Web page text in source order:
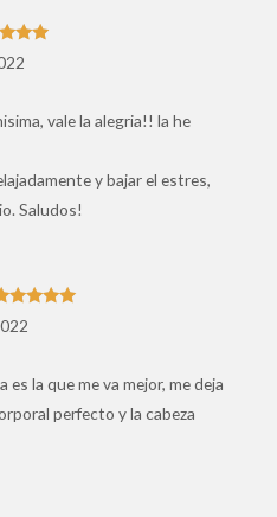
de 5
vale la alegria!! la he
y bajar el estres,
Saludos!
5
la que me va mejor, me deja
perfecto y la cabeza